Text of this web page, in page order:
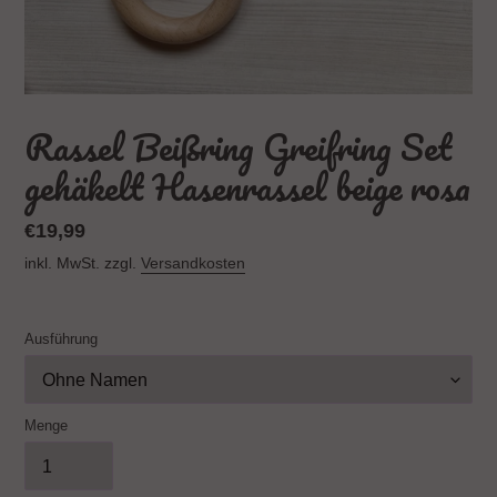
Rassel Beißring Greifring Set
gehäkelt Hasenrassel beige rosa
Normaler
Preis
€19,99
inkl. MwSt. zzgl. Versandkosten
Ausführung
Menge